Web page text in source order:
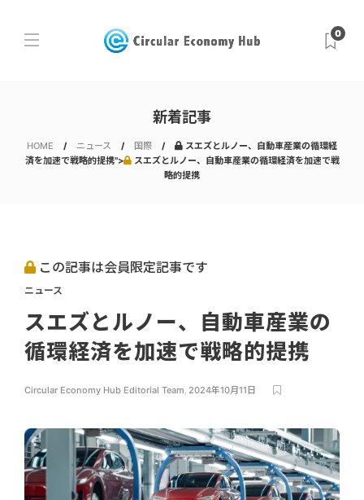
0
新着記事
HOME ニュース 国際
スエズとルノー、自動車産業の循環経
済を加速で戦略的提携">
スエズとルノー、自動車産業の循環経済を加速で戦
略的提携
この記事は会員限定記事です
ニュース
スエズとルノー、自動車産業の
循環経済を加速で戦略的提携
Circular Economy Hub Editorial Team, 2024年10月11日